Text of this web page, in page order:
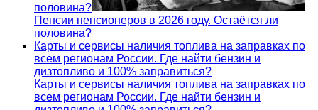
половина?
Пенсии пенсионеров в 2026 году. Остаётся ли
половина?
Карты и сервисы наличия топлива на заправках по
всем регионам России. Где найти бензин и
дизтопливо и 100% заправиться?
Карты и сервисы наличия топлива на заправках по
всем регионам России. Где найти бензин и